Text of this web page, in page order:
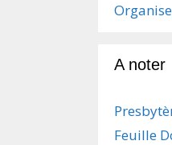
A noter
Feuille